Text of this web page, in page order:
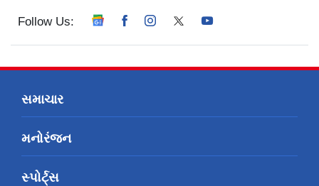
Follow Us:
સમાચાર
મનોરંજન
સ્પોર્ટ્સ